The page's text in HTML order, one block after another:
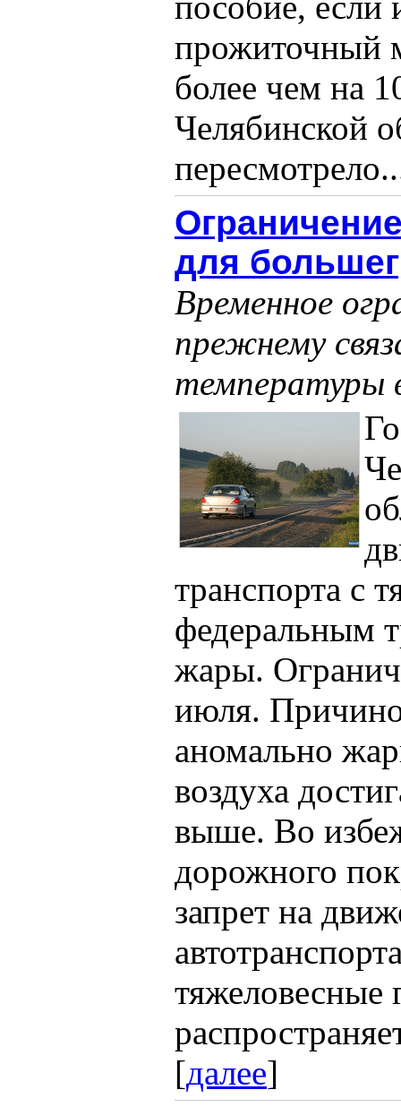
прожиточный
более чем на
Челябинской
для
Временное
прежнему
температуры
транспорта с
федеральным
жары.
июля.
аномально
воздуха
выше. Во
дорожного
запрет на
тяжеловесные
[далее]